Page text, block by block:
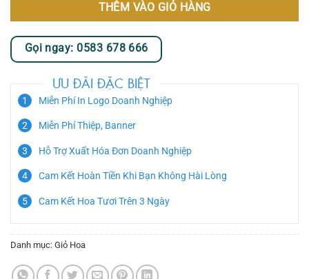
THÊM VÀO GIỎ HÀNG
Gọi ngay: 0583 678 666
ƯU ĐÃI ĐẶC BIỆT
Miễn Phí In Logo Doanh Nghiệp
Miễn Phí Thiệp, Banner
Hỗ Trợ Xuất Hóa Đơn Doanh Nghiệp
Cam Kết Hoàn Tiền Khi Bạn Không Hài Lòng
Cam Kết Hoa Tươi Trên 3 Ngày
Danh mục: Giỏ Hoa